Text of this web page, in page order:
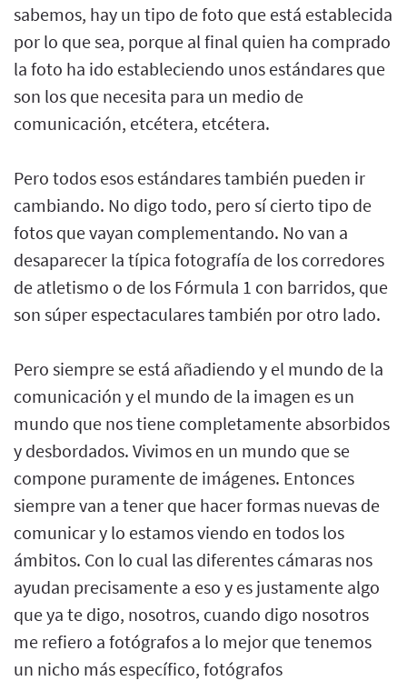
sabemos, hay un tipo de foto que está establecida
por lo que sea, porque al final quien ha comprado
la foto ha ido estableciendo unos estándares que
son los que necesita para un medio de
comunicación, etcétera, etcétera.
Pero todos esos estándares también pueden ir
cambiando. No digo todo, pero sí cierto tipo de
fotos que vayan complementando. No van a
desaparecer la típica fotografía de los corredores
de atletismo o de los Fórmula 1 con barridos, que
son súper espectaculares también por otro lado.
Pero siempre se está añadiendo y el mundo de la
comunicación y el mundo de la imagen es un
mundo que nos tiene completamente absorbidos
y desbordados. Vivimos en un mundo que se
compone puramente de imágenes. Entonces
siempre van a tener que hacer formas nuevas de
comunicar y lo estamos viendo en todos los
ámbitos. Con lo cual las diferentes cámaras nos
ayudan precisamente a eso y es justamente algo
que ya te digo, nosotros, cuando digo nosotros
me refiero a fotógrafos a lo mejor que tenemos
un nicho más específico, fotógrafos